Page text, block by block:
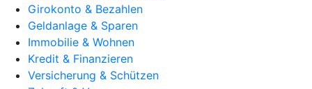
Girokonto & Bezahlen
Geldanlage & Sparen
Immobilie & Wohnen
Kredit & Finanzieren
Versicherung & Schützen